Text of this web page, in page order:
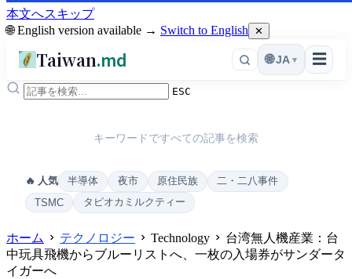
本文へスキップ
🌐 English version available → Switch to English ✕
Taiwan.md ☰
🌐 JA ▾
ESC
キーワードですべての記事を検索
🔥 人気 半導体 夜市 原住民族
二・二八事件
TSMC
タピオカミルクティー
ホーム テクノロジー Technology
台湾無人機産業：台
中玩具飛機からブルーリストへ、一枚の入場券がサンダータ
イガーへ